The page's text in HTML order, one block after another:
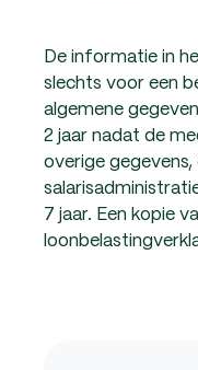
De informatie in
slechts voor een
algemene
2 jaar nadat de
overige
7 jaar. Een kopie